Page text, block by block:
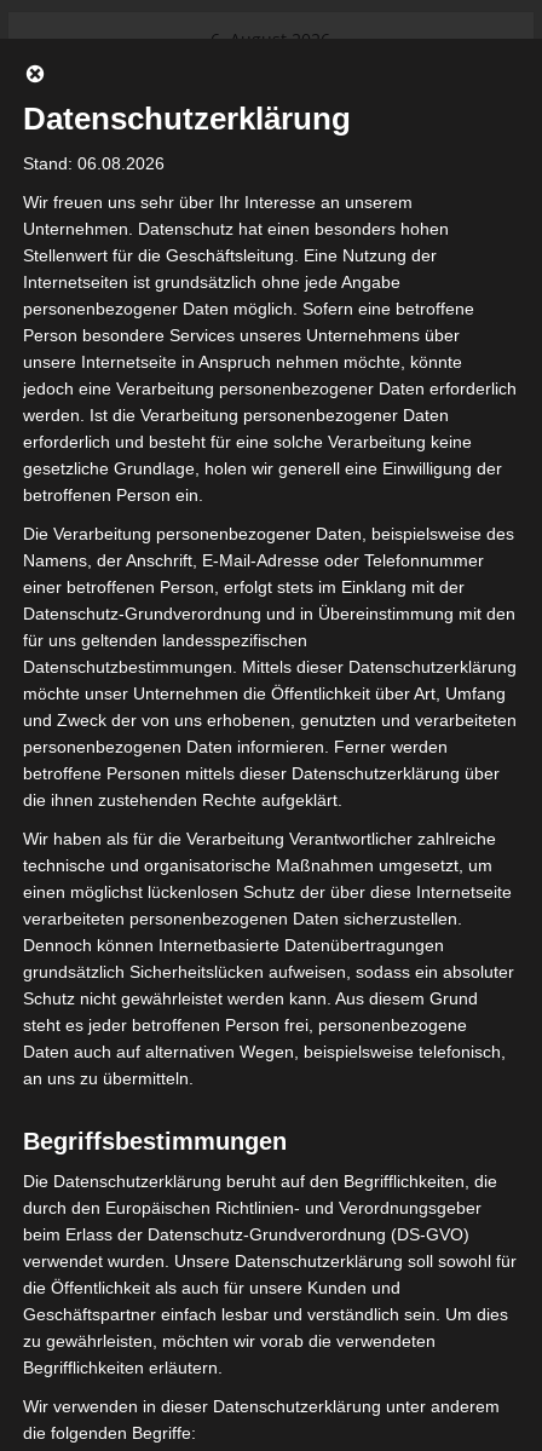
6. August 2026
beginnt am 22. und 23. August
2026 (Update)
Meisterschaft an
Ligue 1 Pro: Spielplan der ersten 15
Spieltage der Saison 2026/2027
Ligue 2 Pro Tunesien 2026/2027 –
Saison beginnt am am 19./20.
September 2026
Internationaler Sportgerichtshof
lehnt Eilverfahren ab – AS Soliman
steuert auf die Ligue 2 zu
tunesienfussball.de
Tunesien Ligafußball
Sie befinden sich hier:Startseite
Hammam Sousse (ESHS) – Étoile Sportive du Sahel
Sousse (ESS)
13 Okt. 2022-15:00
Meisterschaft Tunesien 2022/2023 -
Gruppenphase| Spieltag 2
Halbzeit: 0-3
Espoir Sportif de
Hammam Sousse
(ESHS) 0
Étoile Sportive du
Sahel Sousse (ESS) 5
ENDERGEBNIS
Stade Municipal Bou Ali-Lahouar, Hammam
Sousse
TORE
Datenschutzerklärung
Stand: 06.08.2026
Wir freuen uns sehr über Ihr Interesse an unserem
Unternehmen. Datenschutz hat einen besonders hohen
Stellenwert für die Geschäftsleitung. Eine Nutzung der
Internetseiten ist grundsätzlich ohne jede Angabe
personenbezogener Daten möglich. Sofern eine betroffene
Person besondere Services unseres Unternehmens über
unsere Internetseite in Anspruch nehmen möchte, könnte
jedoch eine Verarbeitung personenbezogener Daten erforderlich
werden. Ist die Verarbeitung personenbezogener Daten
erforderlich und besteht für eine solche Verarbeitung keine
gesetzliche Grundlage, holen wir generell eine Einwilligung der
betroffenen Person ein.
Die Verarbeitung personenbezogener Daten, beispielsweise des
Namens, der Anschrift, E-Mail-Adresse oder Telefonnummer
einer betroffenen Person, erfolgt stets im Einklang mit der
Datenschutz-Grundverordnung und in Übereinstimmung mit den
für uns geltenden landesspezifischen
Datenschutzbestimmungen. Mittels dieser Datenschutzerklärung
möchte unser Unternehmen die Öffentlichkeit über Art, Umfang
und Zweck der von uns erhobenen, genutzten und verarbeiteten
personenbezogenen Daten informieren. Ferner werden
betroffene Personen mittels dieser Datenschutzerklärung über
die ihnen zustehenden Rechte aufgeklärt.
Wir haben als für die Verarbeitung Verantwortlicher zahlreiche
technische und organisatorische Maßnahmen umgesetzt, um
einen möglichst lückenlosen Schutz der über diese Internetseite
verarbeiteten personenbezogenen Daten sicherzustellen.
Dennoch können Internetbasierte Datenübertragungen
grundsätzlich Sicherheitslücken aufweisen, sodass ein absoluter
Schutz nicht gewährleistet werden kann. Aus diesem Grund
steht es jeder betroffenen Person frei, personenbezogene
Daten auch auf alternativen Wegen, beispielsweise telefonisch,
an uns zu übermitteln.
Begriffsbestimmungen
Die Datenschutzerklärung beruht auf den Begrifflichkeiten, die
durch den Europäischen Richtlinien- und Verordnungsgeber
beim Erlass der Datenschutz-Grundverordnung (DS-GVO)
verwendet wurden. Unsere Datenschutzerklärung soll sowohl für
die Öffentlichkeit als auch für unsere Kunden und
Geschäftspartner einfach lesbar und verständlich sein. Um dies
zu gewährleisten, möchten wir vorab die verwendeten
Begrifflichkeiten erläutern.
Wir verwenden in dieser Datenschutzerklärung unter anderem
die folgenden Begriffe: